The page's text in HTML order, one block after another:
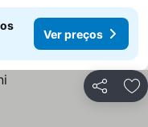
Ver preços
Partilhar